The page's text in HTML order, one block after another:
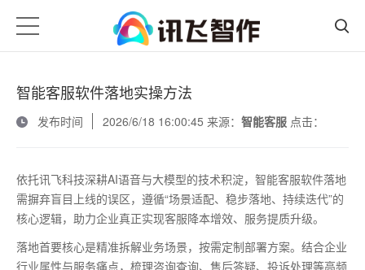
智能客服软件落地实操方法
发布时间
2026/6/18 16:00:45 来源： 智能客服 点击：
依托讯飞科技深耕AI语音与大模型的技术积淀，智能客服软件落地
需摒弃盲目上线的误区，遵循“场景适配、稳步落地、持续迭代”的
核心逻辑，助力企业真正实现客服降本增效、服务提质升级。
落地首要核心是精准拆解业务场景，按需定制部署方案。结合企业
行业属性与服务痛点，梳理咨询查询、售后答疑、投诉处理等高频